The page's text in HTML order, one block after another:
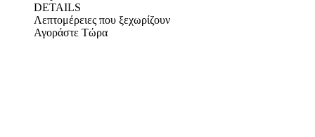
DETAILS
Λεπτομέρειες που ξεχωρίζουν
Αγοράστε Τώρα